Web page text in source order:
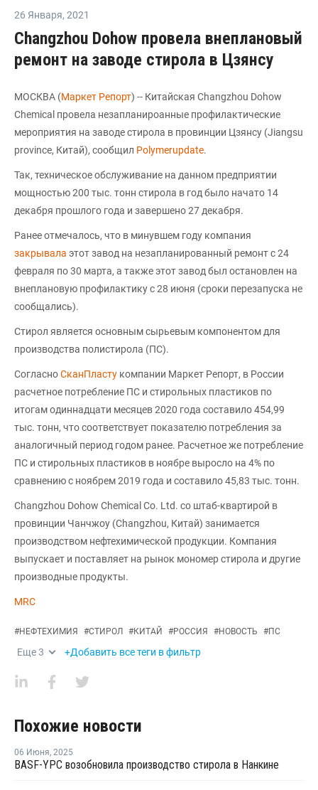
26 Января, 2021
Changzhou Dohow провела внеплановый
ремонт на заводе стирола в Цзянсу
МОСКВА (Маркет Репорт) -- Китайская Changzhou Dohow
Chemical провела незапланироанные профилактические
мероприятия на заводе стирола в провинции Цзянсу (Jiangsu
province, Китай), сообщил Polymerupdate.
Так, техническое обслуживание на данном предприятии
мощностью 200 тыс. тонн стирола в год было начато 14
декабря прошлого года и завершено 27 декабря.
Ранее отмечалось, что в минувшем году компания
закрывала этот завод на незапланированный ремонт c 24
февраля по 30 марта, а также этот завод был остановлен на
внеплановую профилактику с 28 июня (сроки перезапуска не
сообщались).
Стирол является основным сырьевым компонентом для
производства полистирола (ПС).
СогласноСканПласту компании Маркет Репорт, в России
расчетное потребление ПС и стирольных пластиков по
итогам одиннадцати месяцев 2020 года составило 454,99
тыс. тонн, что соответствует показателю потребления за
аналогичный период годом ранее. Расчетное же потребление
ПС и стирольных пластиков в ноябре выросло на 4% по
сравнению с ноябрем 2019 года и составило 45,83 тыс. тонн.
Changzhou Dohow Chemical Co. Ltd. со штаб-квартирой в
провинции Чанчжоу (Changzhou, Китай) занимается
производством нефтехимической продукции. Компания
выпускает и поставляет на рынок мономер стирола и другие
производные продукты.
MRC
#НЕФТЕХИМИЯ #СТИРОЛ #КИТАЙ #РОССИЯ #НОВОСТЬ #ПС
Еще3 +Добавить все теги в фильтр
Похожие новости
06 Июня, 2025
BASF-YPC возобновила производство стирола в Нанкине